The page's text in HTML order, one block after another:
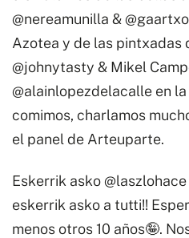
@nereamunilla &
Azotea y de las pintxadas
@johnytasty & Mikel
@alainlopezdelacalle en
comimos, charlamos
el panel de Arteuparte.
Eskerrik asko@laszlohace
eskerrik asko a tutti!!
menos otros 10 años🤪.